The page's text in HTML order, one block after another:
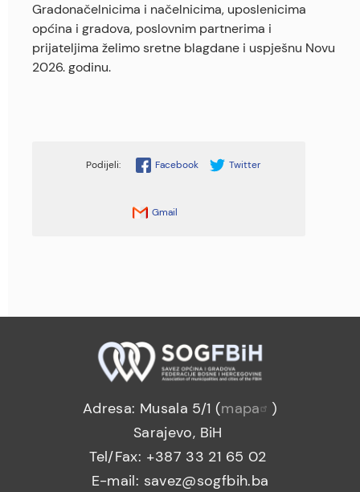
Gradonačelnicima i načelnicima, uposlenicima
općina i gradova, poslovnim partnerima i
prijateljima želimo sretne blagdane i uspješnu Novu
2026. godinu.
Facebook Twitter
Gmail
Adresa: Musala 5/1 (mapa
)
Sarajevo, BiH
Tel/Fax: +387 33 21 65 02
E-mail: savez@sogfbih.ba